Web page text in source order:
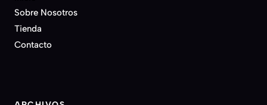
Sobre Nosotros
Tienda
Contacto